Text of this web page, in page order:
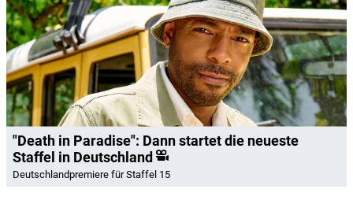
"Death in Paradise": Dann startet die neueste
Staffel in Deutschland
Deutschlandpremiere für Staffel 15